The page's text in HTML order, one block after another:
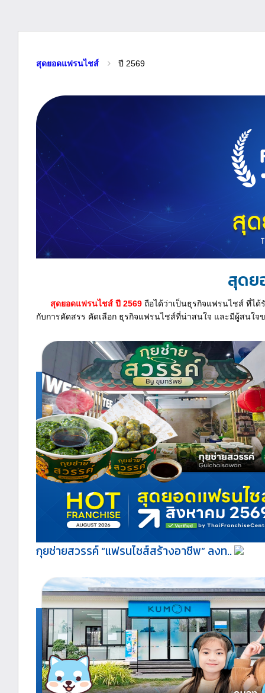
สุดยอดแฟรนไชส์ ปี 2569
สุดย
สุดยอดแฟรนไชส์ ปี 2569 ถือได้ว่าเป็นธุรกิจแฟรนไชส์ ที่ได้
กับการคัดสรร คัดเลือก ธุรกิจแฟรนไชส์ที่น่าสนใจ และมีผู้สนใ
กุยช่ายสวรรค์ “แฟรนไชส์สร้างอาชีพ” ลงท..